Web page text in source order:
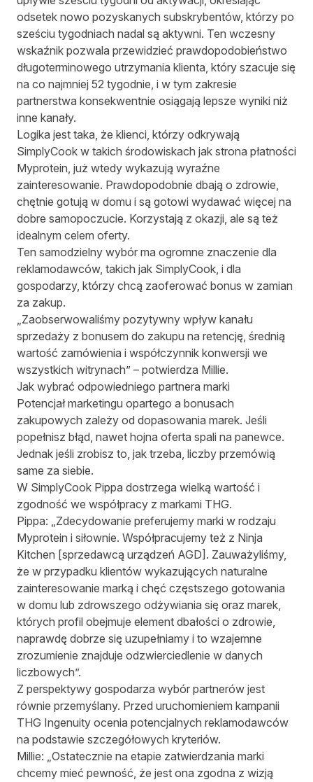
odsetek nowo pozyskanych subskrybentów, którzy po
sześciu tygodniach nadal są aktywni. Ten wczesny
wskaźnik pozwala przewidzieć prawdopodobieństwo
długoterminowego utrzymania klienta, który szacuje się
na co najmniej 52 tygodnie, i w tym zakresie
partnerstwa konsekwentnie osiągają lepsze wyniki niż
inne kanały.
Logika jest taka, że klienci, którzy odkrywają
SimplyCook w takich środowiskach jak strona płatności
Myprotein, już wtedy wykazują wyraźne
zainteresowanie. Prawdopodobnie dbają o zdrowie,
chętnie gotują w domu i są gotowi wydawać więcej na
dobre samopoczucie. Korzystają z okazji, ale są też
idealnym celem oferty.
Ten samodzielny wybór ma ogromne znaczenie dla
reklamodawców, takich jak SimplyCook, i dla
gospodarzy, którzy chcą zaoferować bonus w zamian
za zakup.
„Zaobserwowaliśmy pozytywny wpływ kanału
sprzedaży z bonusem do zakupu na retencję, średnią
wartość zamówienia i współczynnik konwersji we
wszystkich witrynach” – potwierdza Millie.
Jak wybrać odpowiedniego partnera marki
Potencjał marketingu opartego a bonusach
zakupowych zależy od dopasowania marek. Jeśli
popełnisz błąd, nawet hojna oferta spali na panewce.
Jednak jeśli zrobisz to, jak trzeba, liczby przemówią
same za siebie.
W SimplyCook Pippa dostrzega wielką wartość i
zgodność we współpracy z markami THG.
Pippa: „Zdecydowanie preferujemy marki w rodzaju
Myprotein i siłownie. Współpracujemy też z Ninja
Kitchen [sprzedawcą urządzeń AGD]. Zauważyliśmy,
że w przypadku klientów wykazujących naturalne
zainteresowanie marką i chęć częstszego gotowania
w domu lub zdrowszego odżywiania się oraz marek,
których profil obejmuje element dbałości o zdrowie,
naprawdę dobrze się uzupełniamy i to wzajemne
zrozumienie znajduje odzwierciedlenie w danych
liczbowych”.
Z perspektywy gospodarza wybór partnerów jest
równie przemyślany. Przed uruchomieniem kampanii
THG Ingenuity ocenia potencjalnych reklamodawców
na podstawie szczegółowych kryteriów.
Millie: „Ostatecznie na etapie zatwierdzania marki
chcemy mieć pewność, że jest ona zgodna z wizją